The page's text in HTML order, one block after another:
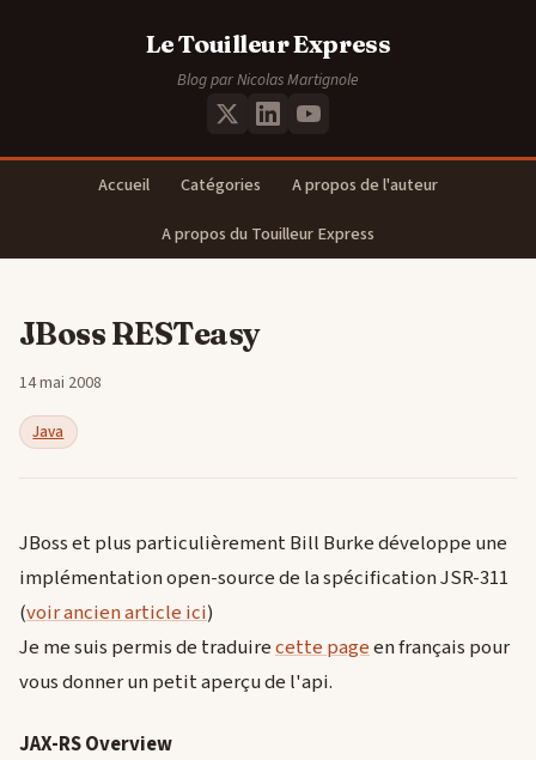
Le Touilleur Express
Blog par Nicolas Martignole
Accueil Catégories
A propos de l'auteur
A propos du Touilleur Express
JBoss RESTeasy
14 mai 2008
Java
JBoss et plus particulièrement Bill Burke développe une
implémentation open-source de la spécification JSR-311
(voir ancien article ici)
Je me suis permis de traduirecette pageen français pour
vous donner un petit aperçu de l'api.
JAX-RS Overview